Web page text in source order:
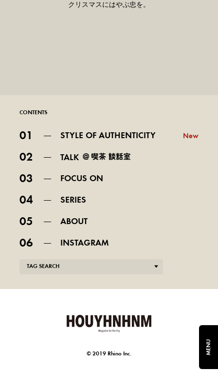
普通のスタイル。
クリスマスにはやぶ忠を。
CONTENTS
01 STYLE OF AUTHENTICITY New
02 TALK
03 FOCUS ON
04 SERIES
05 ABOUT
06 INSTAGRAM
TAG SEARCH
© 2019 Rhino Inc. MENU